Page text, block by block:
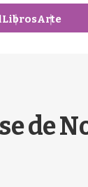
LibrosArte
de